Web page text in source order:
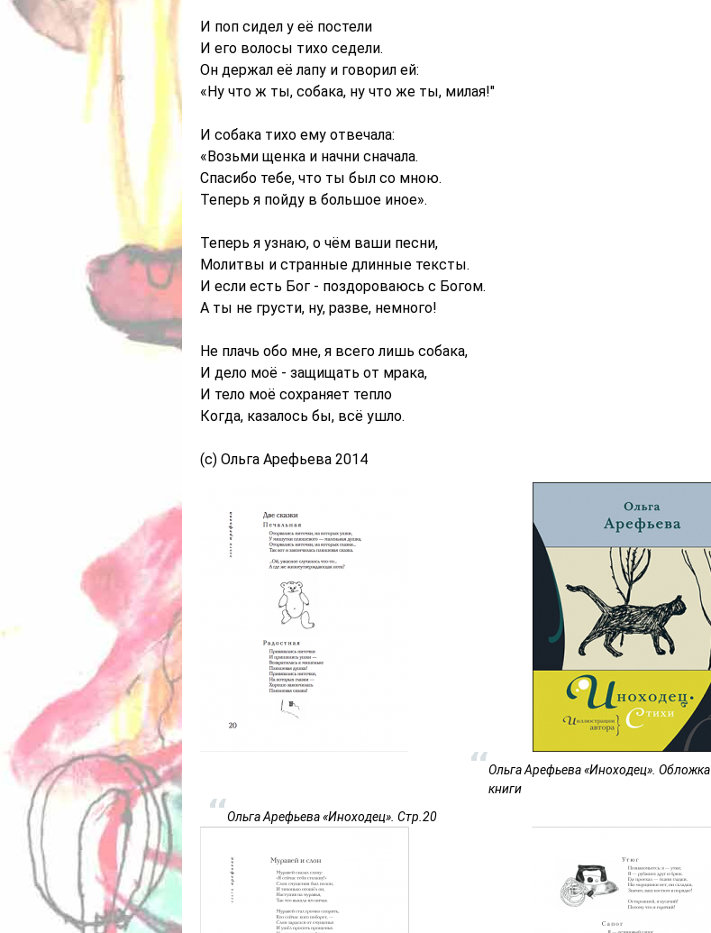
И поп сидел у её постели
И его волосы тихо седели.
Он держал её лапу и говорил ей:
«Ну что ж ты, собака, ну что же ты, милая!"
И собака тихо ему отвечала:
«Возьми щенка и начни сначала.
Спасибо тебе, что ты был со мною.
Теперь я пойду в большое иное».
Теперь я узнаю, о чём ваши песни,
Молитвы и странные длинные тексты.
И если есть Бог - поздороваюсь с Богом.
А ты не грусти, ну, разве, немного!
Не плачь обо мне, я всего лишь собака,
И дело моё - защищать от мрака,
И тело моё сохраняет тепло
Когда, казалось бы, всё ушло.
(с) Ольга Арефьева 2014
Ольга Арефьева «Иноходец». Обложка
книги
Ольга Арефьева «Иноходец». Стр.20